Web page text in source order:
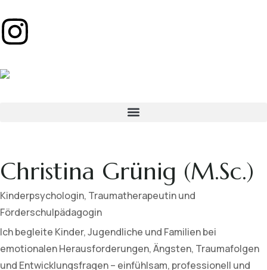
Christina Grünig (M.Sc.)
Kinderpsychologin, Traumatherapeutin und
Förderschulpädagogin
Ich begleite Kinder, Jugendliche und Familien bei
emotionalen Herausforderungen, Ängsten, Traumafolgen
und Entwicklungsfragen – einfühlsam, professionell und